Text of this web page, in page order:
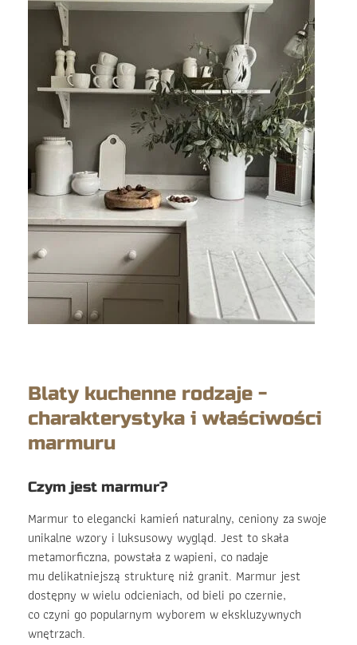
Blaty kuchenne rodzaje -
charakterystyka i właściwości
marmuru
Czym jest marmur?
Marmur to elegancki kamień naturalny, ceniony za swoje
unikalne wzory i luksusowy wygląd. Jest to skała
metamorficzna, powstała z wapieni, co nadaje
mu delikatniejszą strukturę niż granit. Marmur jest
dostępny w wielu odcieniach, od bieli po czernie,
co czyni go popularnym wyborem w ekskluzywnych
wnętrzach.